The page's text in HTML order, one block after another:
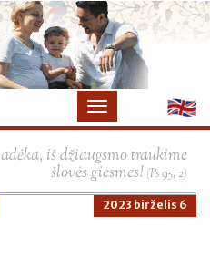
iš džiaugsmo traukime
šlovės giesmes! (Ps 95, 2)
2023 birželis 6